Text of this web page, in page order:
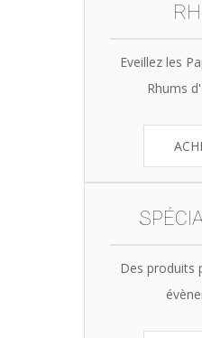
Eveillez les
Rhums
Des produits